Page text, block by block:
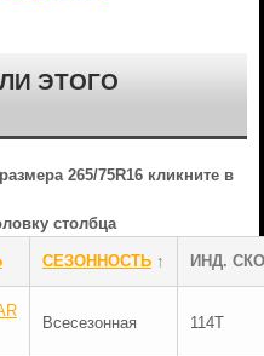
ЭТОГО
265/75R16 кликните в
столбца
СЕЗОННОСТЬ↑ ИНД.
Всесезонная 114T